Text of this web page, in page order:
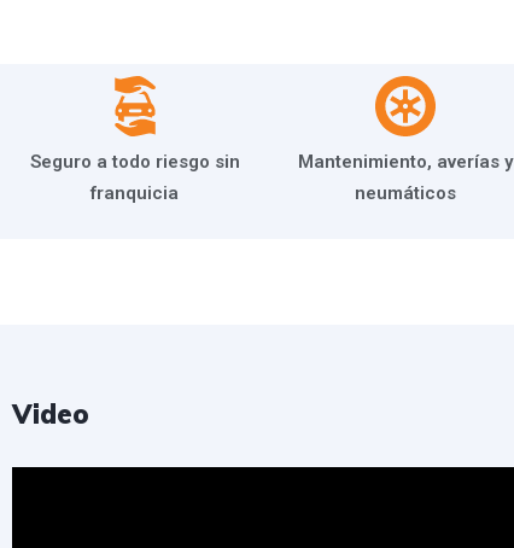
Seguro a todo riesgo sin
franquicia
Mantenimiento, averías y
neumáticos
Video